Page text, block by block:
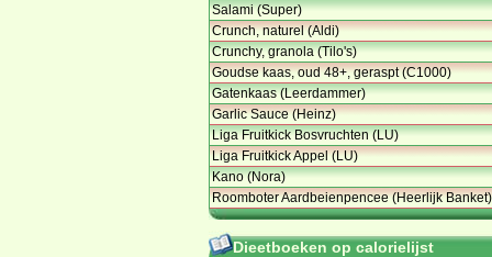
Salami (Super)
Crunch, naturel (Aldi)
Crunchy, granola (Tilo's)
Goudse kaas, oud 48+, geraspt (C1000)
Gatenkaas (Leerdammer)
Garlic Sauce (Heinz)
Liga Fruitkick Bosvruchten (LU)
Liga Fruitkick Appel (LU)
Kano (Nora)
Roomboter Aardbeienpencee (Heerlijk Banket)
Dieetboeken op calorielijst